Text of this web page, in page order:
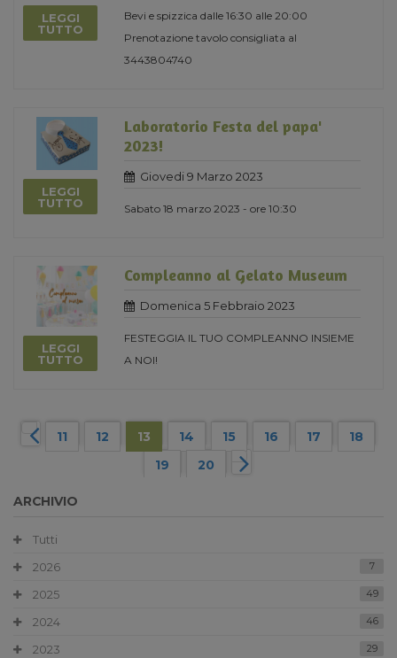
LEGGI
TUTTO
Bevi e spizzica dalle 16:30 alle 20:00
Prenotazione tavolo consigliata al
3443804740
LEGGI
TUTTO
Laboratorio Festa del papa'
2023!
Giovedi 9 Marzo 2023
Sabato 18 marzo 2023 - ore 10:30
LEGGI
TUTTO
Compleanno al Gelato Museum
Domenica 5 Febbraio 2023
FESTEGGIA IL TUO COMPLEANNO INSIEME
A NOI!
11 12 13 14 15 16 17
18
19
20
ARCHIVIO
Tutti
2026
7
2025 49
2024 46
2023 29